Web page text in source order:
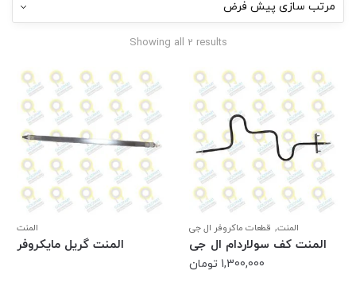
Showing all 2 results
المنت, قطعات ماکروفر ال جی
المنت کف سولاردام ال جی
(ترکیه)1,300,000 تومان
المنت
المنت گریل مایکروفر